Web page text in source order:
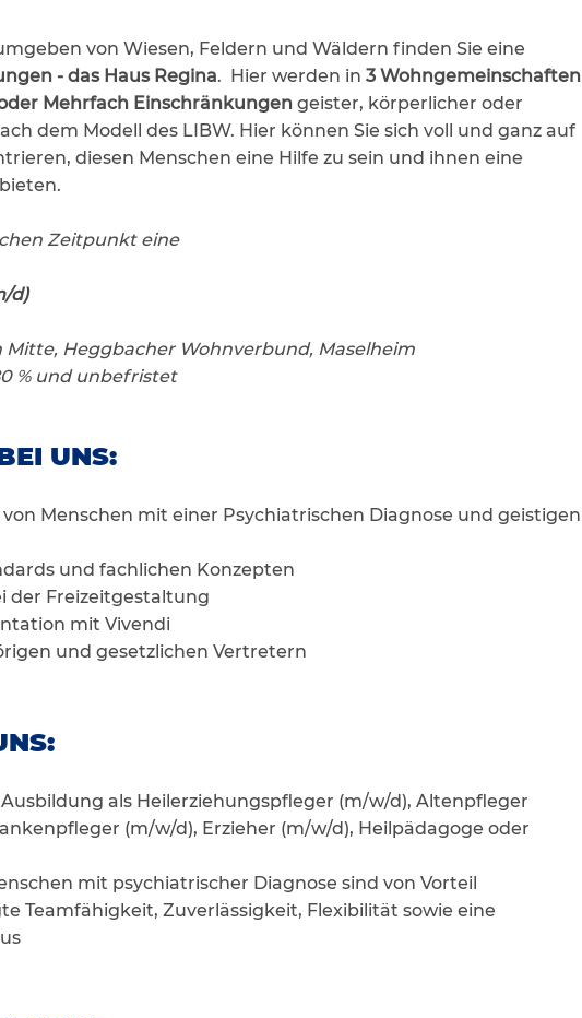
von Wiesen, Feldern und Wäldern finden Sie eine
- das Haus Regina. Hier werden in 3 Wohngemeinschaften
Mehrfach Einschränkungen geister, körperlicher oder
dem Modell des LIBW. Hier können Sie sich voll und ganz auf
diesen Menschen eine Hilfe zu sein und ihnen eine
Zeitpunkt eine
d)
Heggbacher Wohnverbund, Maselheim
% und unbefristet
UNS:
Menschen mit einer Psychiatrischen Diagnose und geistigen
und fachlichen Konzepten
der Freizeitgestaltung
mit Vivendi
und gesetzlichen Vertretern
als Heilerziehungspfleger (m/w/d), Altenpfleger
(m/w/d), Erzieher (m/w/d), Heilpädagoge oder
mit psychiatrischer Diagnose sind von Vorteil
Teamfähigkeit, Zuverlässigkeit, Flexibilität sowie eine